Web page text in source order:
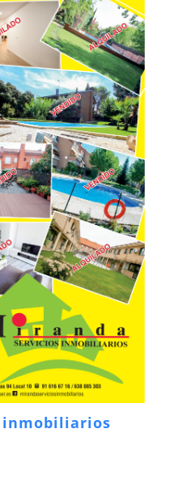
inmobiliarios